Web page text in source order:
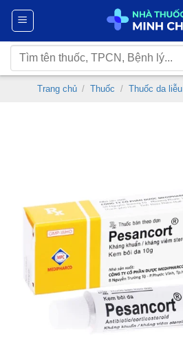
Chuyển
nội
dung
Tìm
kiếm:
Trang chủ / Thuốc / Thuốc da liễu